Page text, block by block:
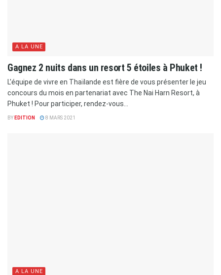
A LA UNE
Gagnez 2 nuits dans un resort 5 étoiles à Phuket !
L'équipe de vivre en Thaïlande est fière de vous présenter le jeu
concours du mois en partenariat avec The Nai Harn Resort, à
Phuket ! Pour participer, rendez-vous...
BY EDITION 8 MARS 2021
A LA UNE